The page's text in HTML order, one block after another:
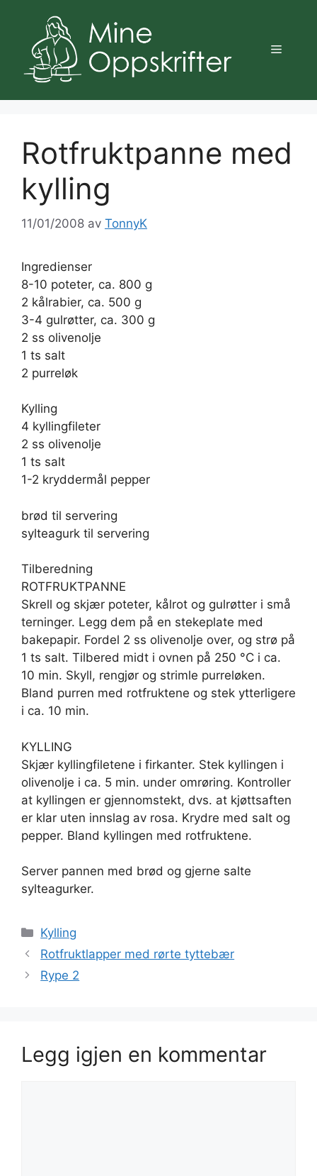
innhold
Meny
Rotfruktpanne med
kylling
11/01/2008 av TonnyK
Ingredienser
8-10 poteter, ca. 800 g
2 kålrabier, ca. 500 g
3-4 gulrøtter, ca. 300 g
2 ss olivenolje
1 ts salt
2 purreløk
Kylling
4 kyllingfileter
2 ss olivenolje
1 ts salt
1-2 kryddermål pepper
brød til servering
sylteagurk til servering
Tilberedning
ROTFRUKTPANNE
Skrell og skjær poteter, kålrot og gulrøtter i små
terninger. Legg dem på en stekeplate med
bakepapir. Fordel 2 ss olivenolje over, og strø på
1 ts salt. Tilbered midt i ovnen på 250 °C i ca.
10 min. Skyll, rengjør og strimle purreløken.
Bland purren med rotfruktene og stek ytterligere
i ca. 10 min.
KYLLING
Skjær kyllingfiletene i firkanter. Stek kyllingen i
olivenolje i ca. 5 min. under omrøring. Kontroller
at kyllingen er gjennomstekt, dvs. at kjøttsaften
er klar uten innslag av rosa. Krydre med salt og
pepper. Bland kyllingen med rotfruktene.
Server pannen med brød og gjerne salte
sylteagurker.
Kategorier
Kylling
Rotfruktlapper med rørte tyttebær
Rype 2
Legg igjen en kommentar